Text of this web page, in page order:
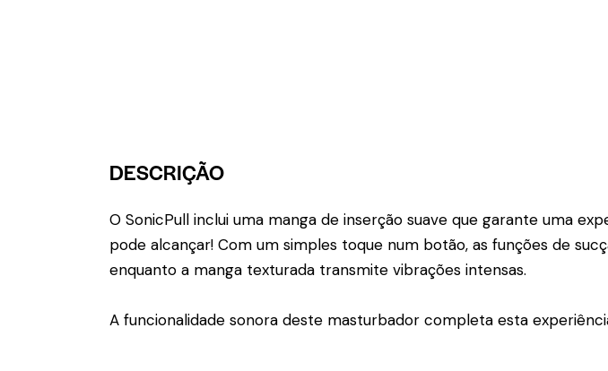
DESCRIÇÃO
O SonicPull inclui uma manga de inserção suave que garante uma
pode alcançar! Com um simples toque num botão, as funções de
enquanto a manga texturada transmite vibrações intensas.
A funcionalidade sonora deste masturbador completa esta